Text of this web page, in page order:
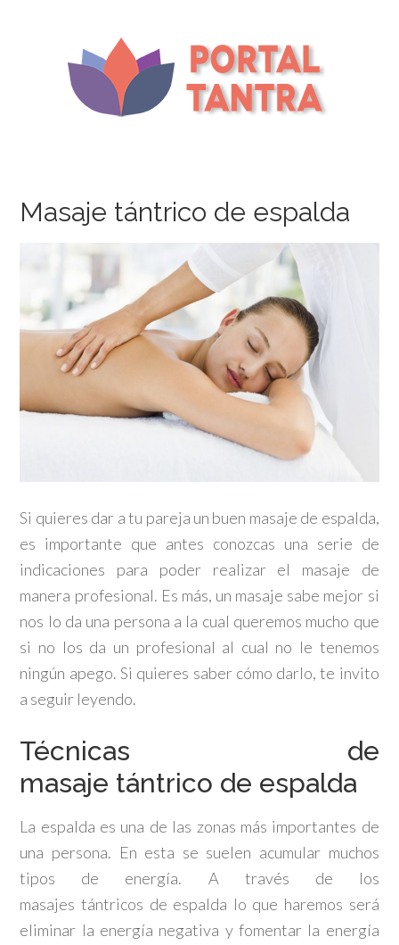
Masaje tántrico de espalda
Si quieres dar a tu pareja un buen masaje de espalda,
es importante que antes conozcas una serie de
indicaciones para poder realizar el masaje de
manera profesional. Es más, un masaje sabe mejor si
nos lo da una persona a la cual queremos mucho que
si no los da un profesional al cual no le tenemos
ningún apego. Si quieres saber cómo darlo, te invito
a seguir leyendo.
Técnicas de
masaje tántrico de espalda
La espalda es una de las zonas más importantes de
una persona. En esta se suelen acumular muchos
tipos de energía. A través de los
masajes tántricos de espalda lo que haremos será
eliminar la energía negativa y fomentar la energía